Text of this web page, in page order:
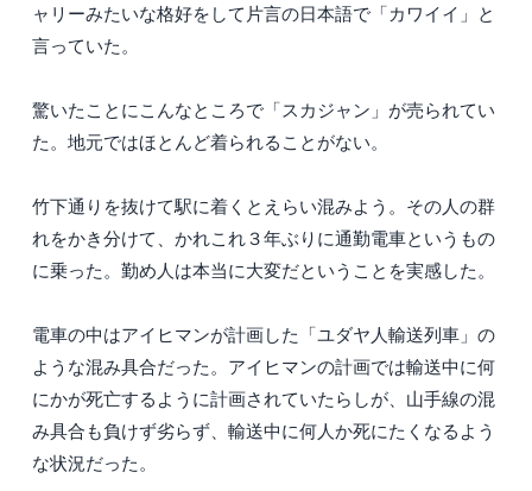
ャリーみたいな格好をして片言の日本語で「カワイイ」と
言っていた。
驚いたことにこんなところで「スカジャン」が売られてい
た。地元ではほとんど着られることがない。
竹下通りを抜けて駅に着くとえらい混みよう。その人の群
れをかき分けて、かれこれ３年ぶりに通勤電車というもの
に乗った。勤め人は本当に大変だということを実感した。
電車の中はアイヒマンが計画した「ユダヤ人輸送列車」の
ような混み具合だった。アイヒマンの計画では輸送中に何
にかが死亡するように計画されていたらしが、山手線の混
み具合も負けず劣らず、輸送中に何人か死にたくなるよう
な状況だった。